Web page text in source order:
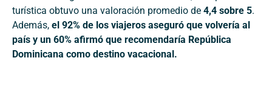
turística obtuvo una valoración promedio de 4,4 sobre 5.
Además, el 92% de los viajeros aseguró que volvería al
país y un 60% afirmó que recomendaría República
Dominicana como destino vacacional.